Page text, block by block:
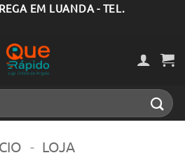
EM LUANDA - TEL.
- LOJA